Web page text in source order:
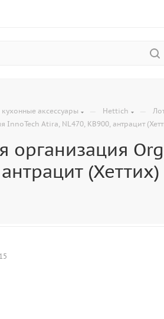
аксессуары — Hettich —
InnoTech Atira, NL470, KB900, антрацит
организация
(Хеттих)